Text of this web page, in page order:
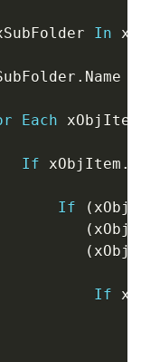
In
. Name
Each
If xObjItem .
If (
(
(
If